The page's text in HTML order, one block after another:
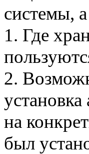
системы,
1. Где
2.
на
был